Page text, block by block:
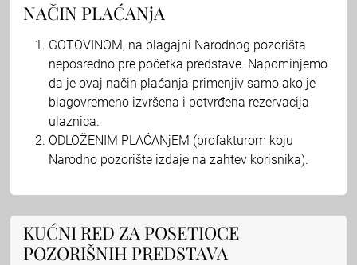
NAČIN PLAĆANjA
GOTOVINOM, na blagajni Narodnog pozorišta
neposredno pre početka predstave. Napominjemo
da je ovaj način plaćanja primenjiv samo ako je
blagovremeno izvršena i potvrđena rezervacija
ulaznica.
ODLOŽENIM PLAĆANjEM (profakturom koju
Narodno pozorište izdaje na zahtev korisnika).
KUĆNI RED ZA POSETIOCE
POZORIŠNIH PREDSTAVA